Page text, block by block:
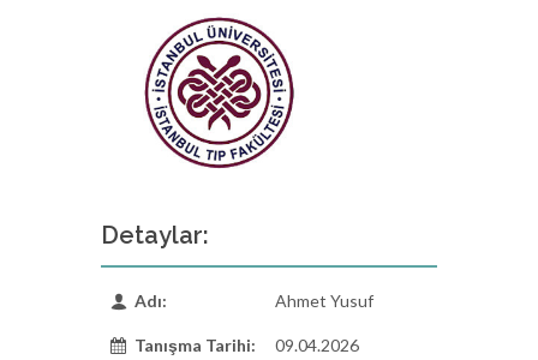
Detaylar:
Adı: Ahmet Yusuf
Tanışma Tarihi: 09.04.2026